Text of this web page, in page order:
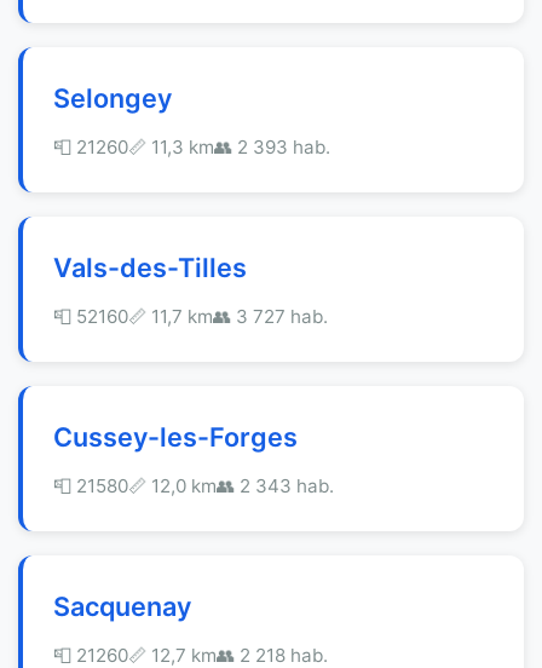
Selongey
📮 21260📏 11,3 km👥 2 393 hab.
Vals-des-Tilles
📮 52160📏 11,7 km👥 3 727 hab.
Cussey-les-Forges
📮 21580📏 12,0 km👥 2 343 hab.
Sacquenay
📮 21260📏 12,7 km👥 2 218 hab.